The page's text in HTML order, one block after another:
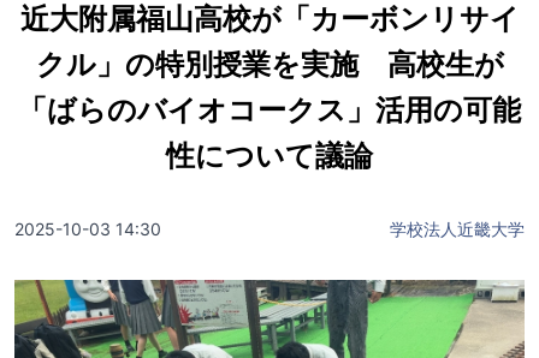
近大附属福山高校が「カーボンリサイ
クル」の特別授業を実施 高校生が
「ばらのバイオコークス」活用の可能
性について議論
2025-10-03 14:30 学校法人近畿大学